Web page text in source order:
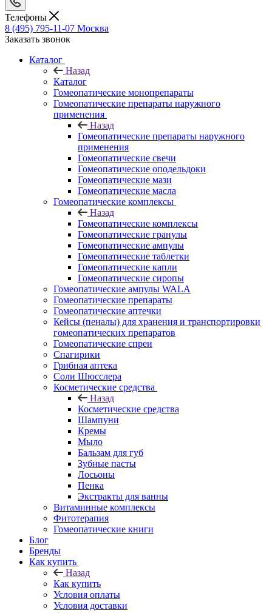
Телефоны
8 (495) 795-11-07 Москва
Заказать звонок
Каталог
Назад
Каталог
Гомеопатические монопрепараты
Гомеопатические препараты наружного
применения
Назад
Гомеопатические препараты наружного
применения
Гомеопатические свечи
Гомеопатические оподельдоки
Гомеопатические мази
Гомеопатические масла
Гомеопатические комплексы
Назад
Гомеопатические комплексы
Гомеопатические гранулы
Гомеопатические ампулы
Гомеопатические таблетки
Гомеопатические капли
Гомеопатические сиропы
Гомеопатические ампулы WALA
Гомеопатические препараты
Гомеопатические аптечки
Кейсы (пеналы) для хранения и транспортировки
гомеопатических препаратов
Гомеопатические спреи
Спагирики
Грибная аптека
Соли Шюсслера
Косметические средства
Назад
Косметические средства
Шампуни
Кремы
Мыло
Бальзам для губ
Зубные пасты
Лосьоны
Пенка
Экстракты для ванны
Витаминные комплексы
Фитотерапия
Гомеопатические книги
Блог
Бренды
Как купить
Назад
Как купить
Условия оплаты
Условия доставки